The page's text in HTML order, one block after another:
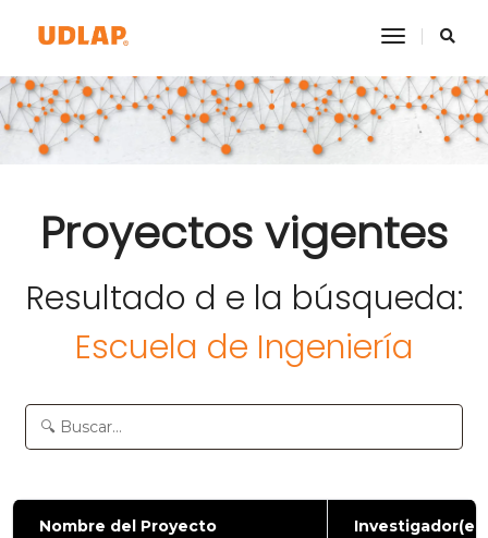
toggle
Proyectos vigentes
Resultado d e la búsqueda:
Escuela de Ingeniería
Nombre del Proyecto Investigador(es)